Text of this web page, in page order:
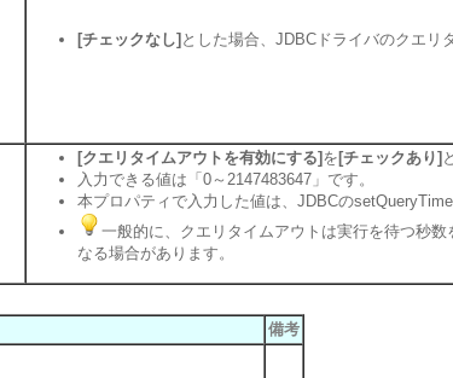
[チェックなし] とした場合、JDBCドライバのクエリ
[クエリタイムアウトを有効にする] を [チェックあり]
入力できる値は「0～2147483647」です。
本プロパティで入力した値は、JDBCの
一般的に、クエリタイムアウトは実行を待つ秒
なる場合があります。
備考